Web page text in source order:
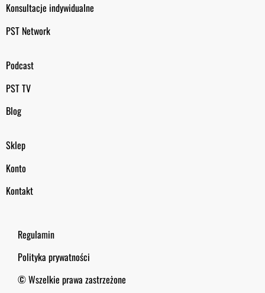
Konsultacje indywidualne
PST Network
Podcast
PST TV
Blog
Sklep
Konto
Kontakt
Regulamin
Polityka prywatności
© Wszelkie prawa zastrzeżone